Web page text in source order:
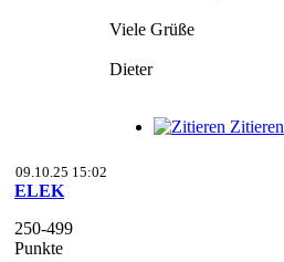
Viele Grüße
Dieter
Zitieren
09.10.25 15:02
ELEK
250-499
Punkte